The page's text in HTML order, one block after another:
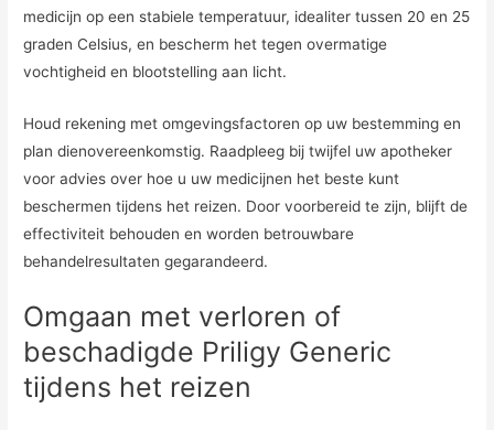
medicijn op een stabiele temperatuur, idealiter tussen 20 en 25
graden Celsius, en bescherm het tegen overmatige
vochtigheid en blootstelling aan licht.
Houd rekening met omgevingsfactoren op uw bestemming en
plan dienovereenkomstig. Raadpleeg bij twijfel uw apotheker
voor advies over hoe u uw medicijnen het beste kunt
beschermen tijdens het reizen. Door voorbereid te zijn, blijft de
effectiviteit behouden en worden betrouwbare
behandelresultaten gegarandeerd.
Omgaan met verloren of
beschadigde Priligy Generic
tijdens het reizen